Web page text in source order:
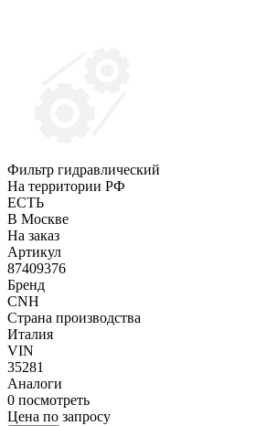
Фильтр гидравлический
На территории РФ
ЕСТЬ
В Москве
На заказ
Артикул
87409376
Бренд
CNH
Страна производства
Италия
VIN
35281
Аналоги
0 посмотреть
Цена по запросу